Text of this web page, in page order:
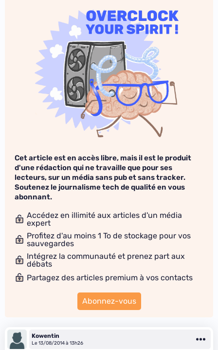
Cet article est en accès libre, mais il est le produit
d'une rédaction qui ne travaille que pour ses
lecteurs, sur un média sans pub et sans tracker.
Soutenez le journalisme tech de qualité en vous
abonnant.
Accédez en illimité aux articles d'un média
expert
Profitez d'au moins 1 To de stockage pour vos
sauvegardes
Intégrez la communauté et prenez part aux
débats
Partagez des articles premium à vos contacts
Abonnez-vous
Kowentin
Le 13/08/2014 à 13h26